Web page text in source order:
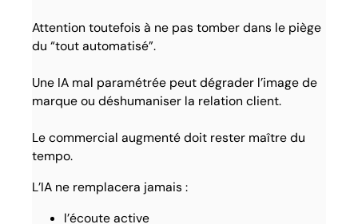
Attention toutefois à ne pas tomber dans le piège
du “tout automatisé”.
Une IA mal paramétrée peut dégrader l’image de
marque ou déshumaniser la relation client.
Le commercial augmenté doit rester maître du
tempo.
L’IA ne remplacera jamais :
l’écoute active